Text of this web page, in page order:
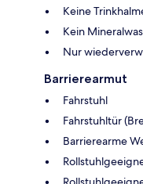
Keine
Kein
Nur
Barrierearmut
Fahrstuhl
Fahrstuhltür
Barrierearme